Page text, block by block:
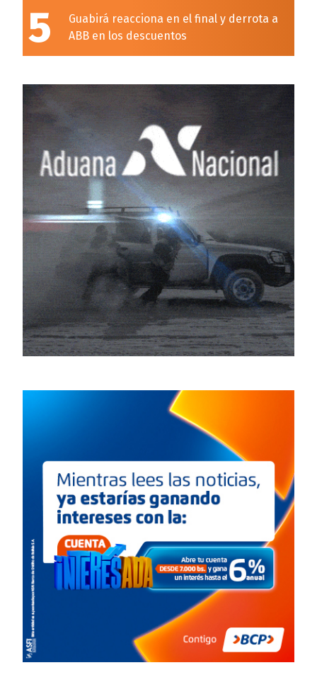
5
Guabirá reacciona en el final y derrota a
ABB en los descuentos